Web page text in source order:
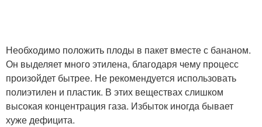
Необходимо положить плоды в пакет вместе с бананом.
Он выделяет много этилена, благодаря чему процесс
произойдет бытрее. Не рекомендуется использовать
полиэтилен и пластик. В этих веществах слишком
высокая концентрация газа. Избыток иногда бывает
хуже дефицита.